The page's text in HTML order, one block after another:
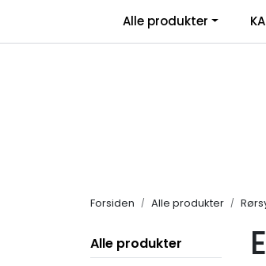
Salgsbetingelser | Retur/
Alle produkter
Forsiden Alle produkter
Alle produkter